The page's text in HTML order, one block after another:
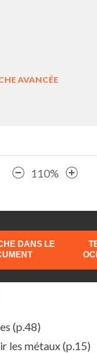
AVANCÉE
110%
DANS LE
(p.48)
les métaux(p.15)